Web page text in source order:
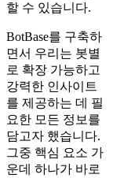
할 수 있습니다.
BotBase를 구축하
면서 우리는 봇별
로 확장 가능하고
강력한 인사이트
를 제공하는 데 필
요한 모든 정보를
담고자 했습니다.
그중 핵심 요소 가
운데 하나가 바로